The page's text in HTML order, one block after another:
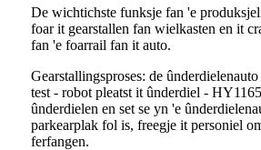
De wichtichste funksje fan 'e
foar it gearstallen fan wielkasten en it
fan 'e foarrail fan it auto.
Gearstallingsproses: de
test - robot pleatst it ûnderdiel -
ûnderdielen en set se yn 'e
parkearplak fol is, freegje it personiel
ferfangen.